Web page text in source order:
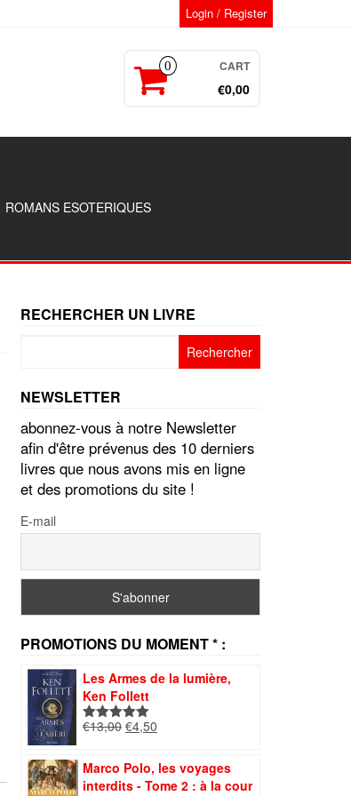
Login / Register
0 CART
€0,00
ROMANS ESOTERIQUES
RECHERCHER UN LIVRE
NEWSLETTER
abonnez-vous à notre Newsletter
afin d'être prévenus des 10 derniers
livres que nous avons mis en ligne
et des promotions du site !
E-mail
PROMOTIONS DU MOMENT * :
Les Armes de la lumière,
Ken Follett
Note5.00
€13,00 Le
initial
était :
€4,50
actuel
est :
Marco Polo, les voyages
interdits - Tome 2 : à la cour